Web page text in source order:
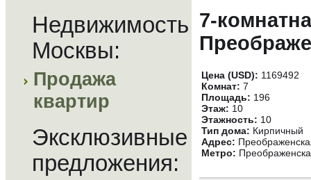
Недвижимость
Москвы:
Продажа
квартир
Эксклюзивные
предложения:
7-
Цена (USD): 1169492
Комнат: 7
Площадь: 196
Этаж: 10
Этажность: 10
Тип дома: Кирпичный
Адрес:
Метро: